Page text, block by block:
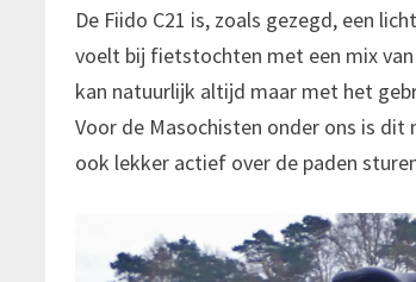
De Fiido C21 is, zoals gezegd, een
voelt bij fietstochten met een mix
kan natuurlijk altijd maar met het
Voor de Masochisten onder ons is
ook lekker actief over de paden